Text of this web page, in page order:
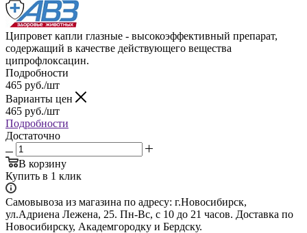
Ципровет капли глазные - высокоэффективный препарат,
содержащий в качестве действующего вещества
ципрофлоксацин.
Подробности
465 руб./шт
Варианты цен
465 руб./шт
Подробности
Достаточно
В корзину
Купить в 1 клик
Самовывоза из магазина по адресу: г.Новосибирск,
ул.Адриена Лежена, 25. Пн-Вс, с 10 до 21 часов. Доставка по
Новосибирску, Академгородку и Бердску.